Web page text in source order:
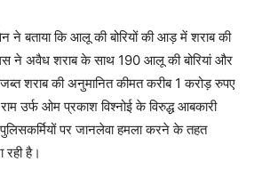
ने बताया कि आलू की बोरियों की आड़ में शराब की
ने अवैध शराब के साथ 190 आलू की बोरियां और
शराब की अनुमानित कीमत करीब 1 करोड़ रुपए
उर्फ ओम प्रकाश विश्नोई के विरुद्ध आबकारी
पुलिसकर्मियों पर जानलेवा हमला करने के तहत
है।